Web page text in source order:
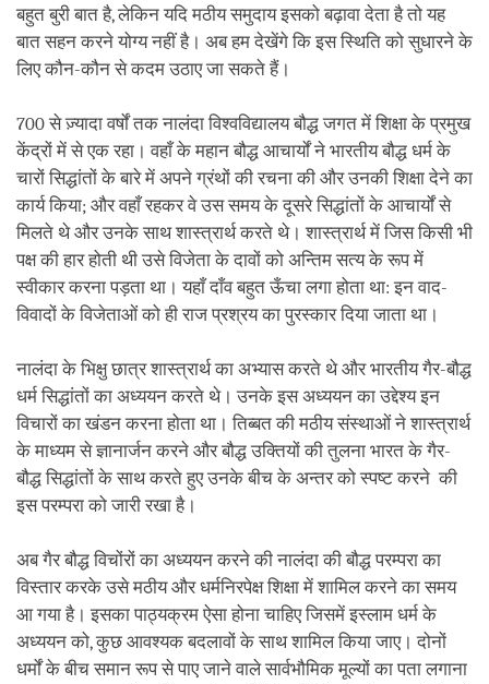
बहुत बुरी बात है, लेकिन यदि मठीय समुदाय इसको बढ़ावा देता है तो यह
बात सहन करने योग्य नहीं है। अब हम देखेंगे कि इस स्थिति को सुधारने के
लिए कौन-कौन से कदम उठाए जा सकते हैं।
700 से ज़्यादा वर्षों तक नालंदा विश्वविद्यालय बौद्ध जगत में शिक्षा के प्रमुख
केंद्रों में से एक रहा। वहाँ के महान बौद्ध आचार्यों ने भारतीय बौद्ध धर्म के
चारों सिद्धांतों के बारे में अपने ग्रंथों की रचना की और उनकी शिक्षा देने का
कार्य किया; और वहाँ रहकर वे उस समय के दूसरे सिद्धांतों के आचार्यों से
मिलते थे और उनके साथ शास्त्रार्थ करते थे। शास्त्रार्थ में जिस किसी भी
पक्ष की हार होती थी उसे विजेता के दावों को अन्तिम सत्य के रूप में
स्वीकार करना पड़ता था। यहाँ दाँव बहुत ऊँचा लगा होता था: इन वाद-
विवादों के विजेताओं को ही राज प्रश्रय का पुरस्कार दिया जाता था।
नालंदा के भिक्षु छात्र शास्त्रार्थ का अभ्यास करते थे और भारतीय गैर-बौद्ध
धर्म सिद्धांतों का अध्ययन करते थे। उनके इस अध्ययन का उद्देश्य इन
विचारों का खंडन करना होता था। तिब्बत की मठीय संस्थाओं ने शास्त्रार्थ
के माध्यम से ज्ञानार्जन करने और बौद्ध उक्तियों की तुलना भारत के गैर-
बौद्ध सिद्धांतों के साथ करते हुए उनके बीच के अन्तर को स्पष्ट करने की
इस परम्परा को जारी रखा है।
अब गैर बौद्ध विचोंरों का अध्ययन करने की नालंदा की बौद्ध परम्परा का
विस्तार करके उसे मठीय और धर्मनिरपेक्ष शिक्षा में शामिल करने का समय
आ गया है। इसका पाठ्यक्रम ऐसा होना चाहिए जिसमें इस्लाम धर्म के
अध्ययन को, कुछ आवश्यक बदलावों के साथ शामिल किया जाए। दोनों
धर्मों के बीच समान रूप से पाए जाने वाले सार्वभौमिक मूल्यों का पता लगाना